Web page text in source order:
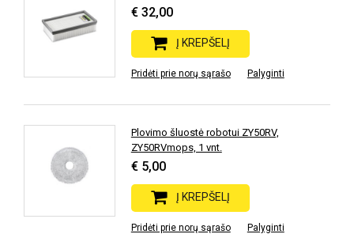
€ 32,00
Į KREPŠELĮ
Pridėti prie norų sąrašo Palyginti
Plovimo šluostė robotui ZY50RV,
ZY50RVmops, 1 vnt.
€ 5,00
Į KREPŠELĮ
Pridėti prie norų sąrašo Palyginti